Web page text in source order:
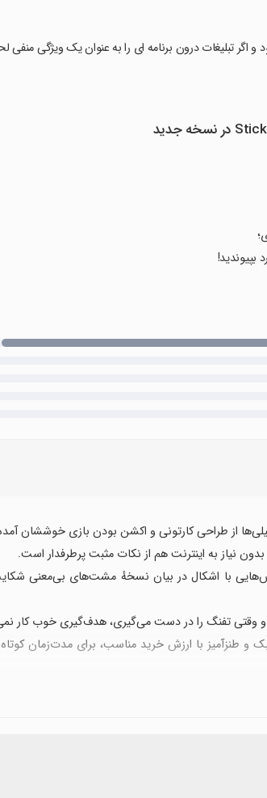
درون برنامه ای را به عنوان یک ویژگی منفی
بپیوندید!
از طراحی کارتونی و اکشن بودن بازی خوششان
نیاز به اینترنت هم از نکات مثبت پرطرفدار است.
با اشکال در بیان نسخهٔ مشت‌های بی‌معنی
و وقتی تفنگ را در دست می‌گیری، هدف‌گیری خوب کار
و طنزآمیز با ارزش خرید مناسب، برای مدت‌زمان